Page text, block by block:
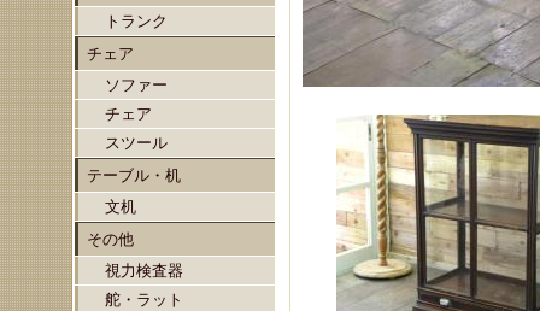
トランク
チェア
ソファー
チェア
スツール
テーブル・机
文机
その他
視力検査器
舵・ラット